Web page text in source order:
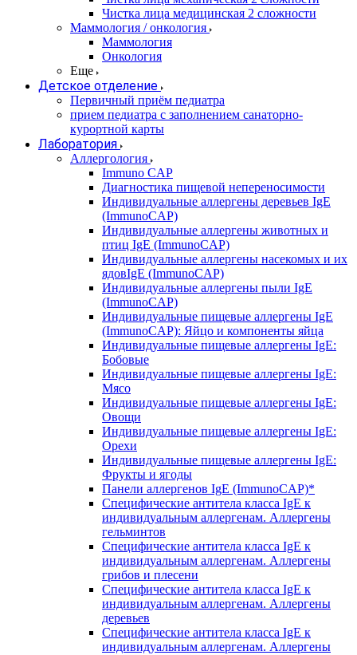
Чистка лица медицинская 2 сложности
Маммология / онкология
Маммология
Онкология
Еще
Детское отделение
Первичный приём педиатра
прием педиатра с заполнением санаторно-
курортной карты
Лаборатория
Аллергология
Immuno CAP
Диагностика пищевой непереносимости
Индивидуальные аллергены деревьев IgE
(ImmunoCAP)
Индивидуальные аллергены животных и
птиц IgE (ImmunoCAP)
Индивидуальные аллергены насекомых и их
ядовIgE (ImmunoCAP)
Индивидуальные аллергены пыли IgE
(ImmunoCAP)
Индивидуальные пищевые аллергены IgE
(ImmunoCAP): Яйцо и компоненты яйца
Индивидуальные пищевые аллергены IgE:
Бобовые
Индивидуальные пищевые аллергены IgE:
Мясо
Индивидуальные пищевые аллергены IgE:
Овощи
Индивидуальные пищевые аллергены IgE:
Орехи
Индивидуальные пищевые аллергены IgE:
Фрукты и ягоды
Панели аллергенов IgE (ImmunoCAP)*
Специфические антитела класса IgE к
индивидуальным аллергенам. Аллергены
гельминтов
Специфические антитела класса IgE к
индивидуальным аллергенам. Аллергены
грибов и плесени
Специфические антитела класса IgE к
индивидуальным аллергенам. Аллергены
деревьев
Специфические антитела класса IgE к
индивидуальным аллергенам. Аллергены